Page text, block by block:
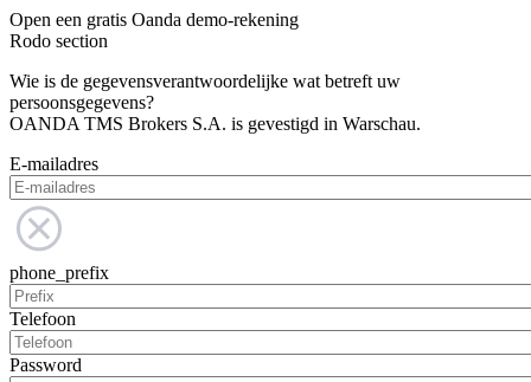
Open een gratis Oanda demo-rekening
Rodo section
Wie is de gegevensverantwoordelijke wat betreft uw
persoonsgegevens?
OANDA TMS Brokers S.A. is gevestigd in Warschau.
E-mailadres
phone_prefix
Telefoon
Password